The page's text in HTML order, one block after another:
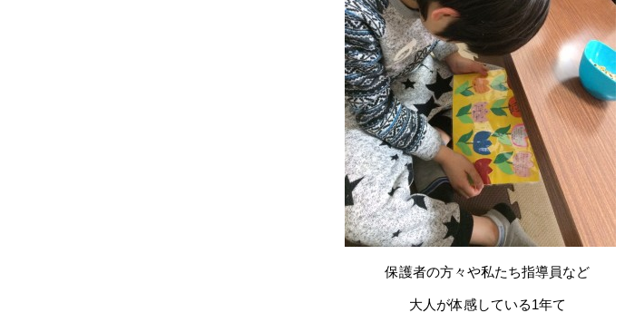
保護者の方々や私たち指導員など
大人が体感している1年て